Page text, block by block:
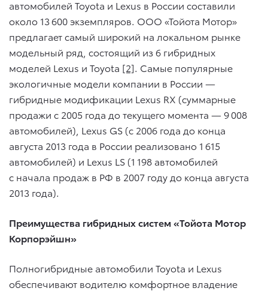
автомобилей Toyota и Lexus в России составили
около 13 600 экземпляров. ООО «Тойота Мотор»
предлагает самый широкий на локальном рынке
модельный ряд, состоящий из 6 гибридных
моделей Lexus и Toyota [2]. Самые популярные
экологичные модели компании в России —
гибридные модификации Lexus RX (суммарные
продажи с 2005 года до текущего момента — 9 008
автомобилей), Lexus GS (с 2006 года до конца
августа 2013 года в России реализовано 1 615
автомобилей) и Lexus LS (1 198 автомобилей
с начала продаж в РФ в 2007 году до конца августа
2013 года).
Преимущества гибридных систем «Тойота Мотор
Корпорэйшн»
Полногибридные автомобили Toyota и Lexus
обеспечивают водителю комфортное владение